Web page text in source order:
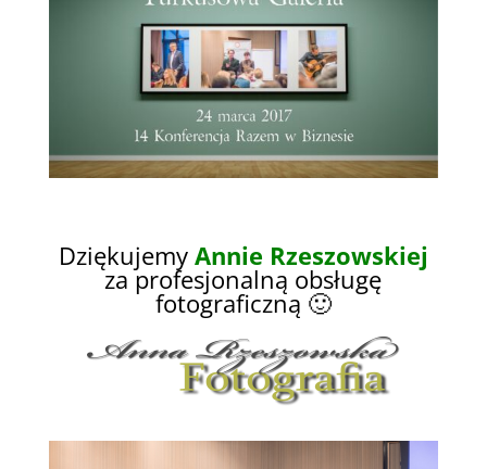
Dziękujemy Annie Rzeszowskiej
za profesjonalną obsługę
fotograficzną 🙂